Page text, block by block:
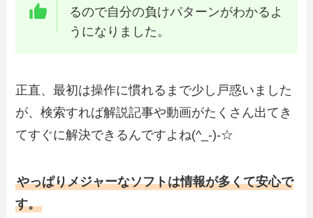
るので自分の負けパターンがわかるよ
うになりました。
正直、最初は操作に慣れるまで少し戸惑いました
が、検索すれば解説記事や動画がたくさん出てき
てすぐに解決できるんですよね(^_-)-☆
やっぱりメジャーなソフトは情報が多くて安心で
す。